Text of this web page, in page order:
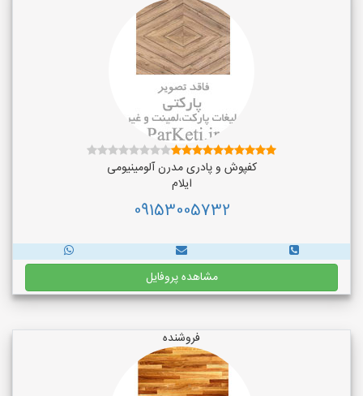
کفپوش و پادری مدرن آلومینیومی
ایلام
09153005732
مشاهده پروفایل
فروشنده